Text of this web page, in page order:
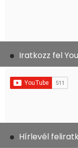
Iratkozz fel
Hírlevél